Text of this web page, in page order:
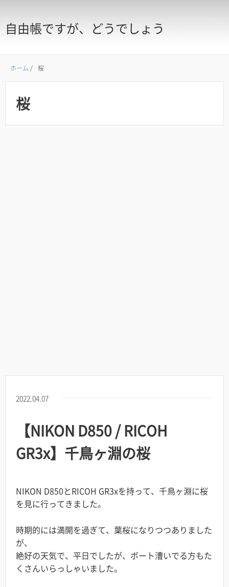
自由帳ですが、どうでしょう
ホーム / 桜
桜
2022.04.07
【NIKON D850 / RICOH
GR3x】千鳥ヶ淵の桜
NIKON D850とRICOH GR3xを持って、千鳥ヶ淵に桜
を見に行ってきました。
時期的には満開を過ぎて、葉桜になりつつありました
が、
絶好の天気で、平日でしたが、ボート漕いでる方もた
くさんいらっしゃいました。